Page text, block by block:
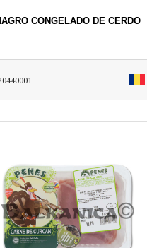
CONGELADO DE CERDO